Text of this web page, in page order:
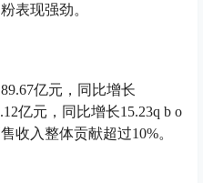
表现强劲。
亿元，同比增长
亿元，同比增长15.23q b o
收入整体贡献超过10%。